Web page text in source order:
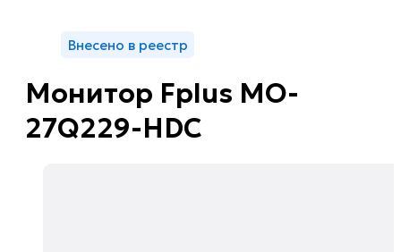
Внесено в реестр
Монитор Fplus MO-
27Q229-HDC
на универсальной платформе
УЗНАТЬ ПОДРОБНЕЕ